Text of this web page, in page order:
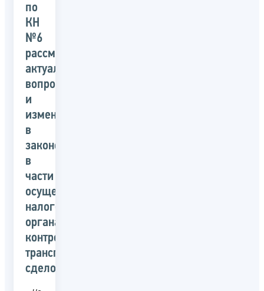
по
КН
№6
рассмотрят
актуальные
вопросы
и
изменения
в
законодательстве
в
части
осуществления
налоговыми
органами
контроля
трансграничных
сделок